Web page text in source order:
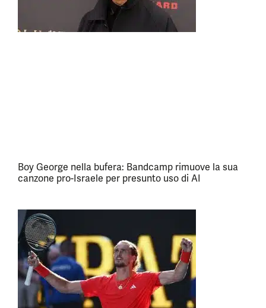
Boy George nella bufera: Bandcamp rimuove la sua
canzone pro-Israele per presunto uso di AI